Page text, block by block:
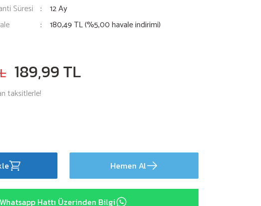
Süresi
12 Ay
180,49 TL (%5,00 havale indirimi)
189,99 TL
taksitlerle!
Hemen Al
Whatsapp Hattı Üzerinden Bilgi